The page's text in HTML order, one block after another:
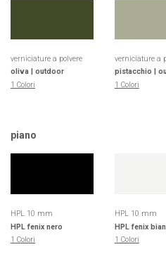
verniciature a polvere
oliva | outdoor
1 Colori
verniciature a
pistacchio |
1 Colori
piano
HPL 10 mm
HPL fenix nero
1 Colori
HPL 10 mm
HPL fenix
1 Colori